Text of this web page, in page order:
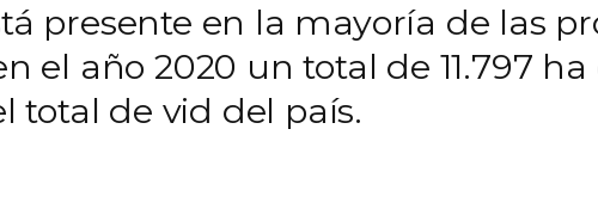
presente en la mayoría de las
el año 2020 un total de 11.797
total de vid del país.